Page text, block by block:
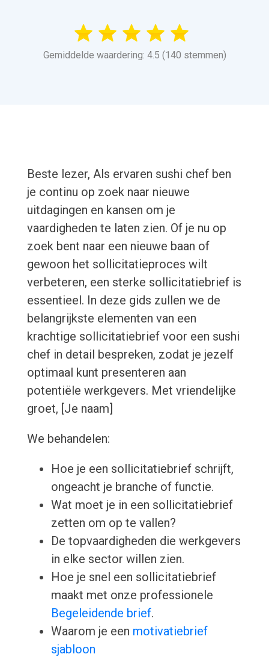
Gemiddelde waardering: 4.5 (140 stemmen)
Beste lezer, Als ervaren sushi chef ben
je continu op zoek naar nieuwe
uitdagingen en kansen om je
vaardigheden te laten zien. Of je nu op
zoek bent naar een nieuwe baan of
gewoon het sollicitatieproces wilt
verbeteren, een sterke sollicitatiebrief is
essentieel. In deze gids zullen we de
belangrijkste elementen van een
krachtige sollicitatiebrief voor een sushi
chef in detail bespreken, zodat je jezelf
optimaal kunt presenteren aan
potentiële werkgevers. Met vriendelijke
groet, [Je naam]
We behandelen:
Hoe je een sollicitatiebrief schrijft,
ongeacht je branche of functie.
Wat moet je in een sollicitatiebrief
zetten om op te vallen?
De topvaardigheden die werkgevers
in elke sector willen zien.
Hoe je snel een sollicitatiebrief
maakt met onze professionele
Begeleidende brief.
Waarom je een motivatiebrief
sjabloon